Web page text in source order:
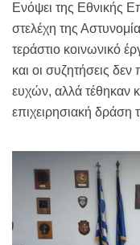
Ενόψει της Εθνικής
στελέχη της
τεράστιο κοινωνικό
και οι συζητήσεις
ευχών, αλλά τέθηκαν
επιχειρησιακή δράση